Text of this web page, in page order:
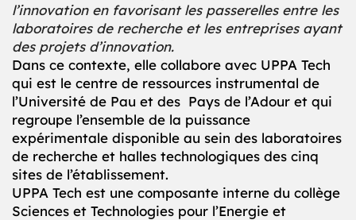
l’innovation en favorisant les passerelles entre les
laboratoires de recherche et les entreprises ayant
des projets d’innovation.
Dans ce contexte, elle collabore avec UPPA Tech
qui est le centre de ressources instrumental de
l’Université de Pau et des Pays de l’Adour et qui
regroupe l’ensemble de la puissance
expérimentale disponible au sein des laboratoires
de recherche et halles technologiques des cinq
sites de l’établissement.
UPPA Tech est une composante interne du collège
Sciences et Technologies pour l’Energie et